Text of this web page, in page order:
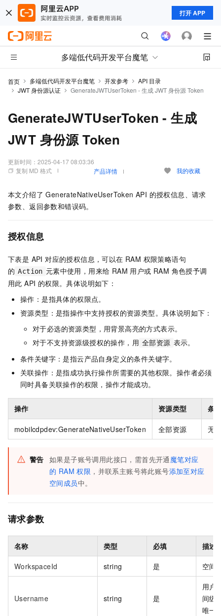
打开 APP
多端低代码开发平台魔笔
首页 多端低代码开发平台魔笔 开发参考
API 目录
JWT 身份源认证
GenerateJWTUserToken - 生成 JWT 身份源 Token
GenerateJWTUserToken - 生成
JWT 身份源 Token
更新时间： 2025-04-17 08:03:36
复制 MD 格式
产品详情 我的收藏
本文介绍了 GenerateNativeUserToken API 的授权信息、请求
参数、返回参数和错误码。
授权信息
下表是 API 对应的授权信息，可以在 RAM 权限策略语句
的 Action 元素中使用，用来给 RAM 用户或 RAM 角色授予调
用此 API 的权限。具体说明如下：
操作：是指具体的权限点。
资源类型：是指操作中支持授权的资源类型。具体说明如下：
对于必选的资源类型，用背景高亮的方式表示。
对于不支持资源级授权的操作，用 全部资源 表示。
条件关键字：是指云产品自身定义的条件关键字。
关联操作：是指成功执行操作所需要的其他权限。操作者必须
同时具备关联操作的权限，操作才能成功。
操作 资源类型 条
mobilcdpdev:GenerateNativeUserToken 全部资源 无
警告 如果是子账号调用此接口，需首先开通 魔笔对应
的 RAM 权限 ，并联系主账号将此账号添加至对应
空间成员中。
请求参数
名称 类型 必填 描述
WorkspaceId string 是 空间
Username string 是
用户
间级
唯一